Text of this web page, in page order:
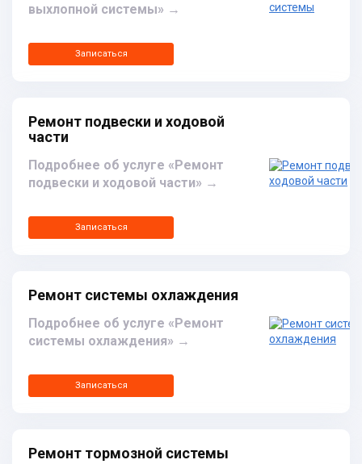
выхлопной системы» →
Записаться
Ремонт подвески и ходовой
части
Подробнее об услуге «Ремонт
подвески и ходовой части» →
Записаться
Ремонт системы охлаждения
Подробнее об услуге «Ремонт
системы охлаждения» →
Записаться
Ремонт тормозной системы